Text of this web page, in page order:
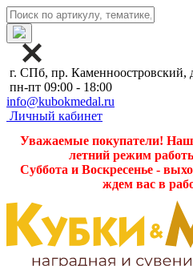
г. СПб, пр. Каменноостровский,
пн-пт 09:00 - 18:00
info@kubokmedal.ru
Личный кабинет
Уважаемые покупатели!
летний режим
Суббота и Воскресенье -
ждем вас в